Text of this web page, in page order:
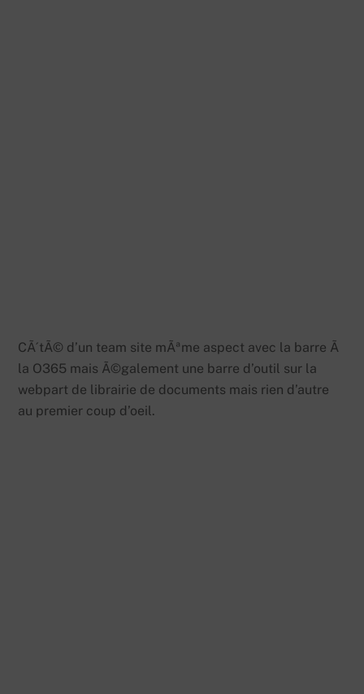
CÃ´tÃ© d’un team site mÃªme aspect avec la barre Ã
la O365 mais Ã©galement une barre d’outil sur la
webpart de librairie de documents mais rien d’autre
au premier coup d’oeil.